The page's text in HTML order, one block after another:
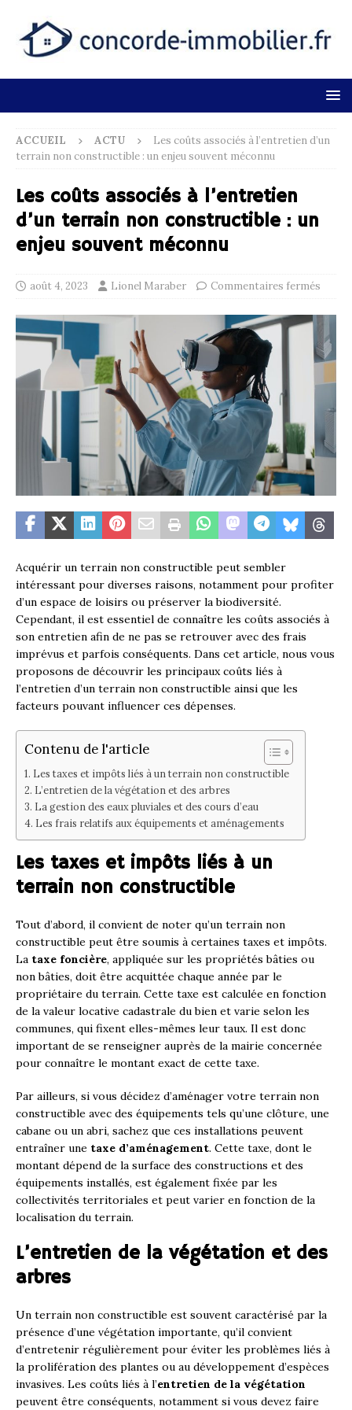
ACCUEIL ACTU
Les coûts associés à l’entretien d’un
terrain non constructible : un enjeu souvent méconnu
Les coûts associés à l’entretien
d’un terrain non constructible : un
enjeu souvent méconnu
août 4, 2023 Lionel Maraber Commentaires fermés
Acquérir un terrain non constructible peut sembler
intéressant pour diverses raisons, notamment pour profiter
d’un espace de loisirs ou préserver la biodiversité.
Cependant, il est essentiel de connaître les coûts associés à
son entretien afin de ne pas se retrouver avec des frais
imprévus et parfois conséquents. Dans cet article, nous vous
proposons de découvrir les principaux coûts liés à
l’entretien d’un terrain non constructible ainsi que les
facteurs pouvant influencer ces dépenses.
Contenu de l'article
Les taxes et impôts liés à un terrain non constructible
L’entretien de la végétation et des arbres
La gestion des eaux pluviales et des cours d’eau
Les frais relatifs aux équipements et aménagements
Les taxes et impôts liés à un
terrain non constructible
Tout d’abord, il convient de noter qu’un terrain non
constructible peut être soumis à certaines taxes et impôts.
La taxe foncière, appliquée sur les propriétés bâties ou
non bâties, doit être acquittée chaque année par le
propriétaire du terrain. Cette taxe est calculée en fonction
de la valeur locative cadastrale du bien et varie selon les
communes, qui fixent elles-mêmes leur taux. Il est donc
important de se renseigner auprès de la mairie concernée
pour connaître le montant exact de cette taxe.
Par ailleurs, si vous décidez d’aménager votre terrain non
constructible avec des équipements tels qu’une clôture, une
cabane ou un abri, sachez que ces installations peuvent
entraîner une taxe d’aménagement. Cette taxe, dont le
montant dépend de la surface des constructions et des
équipements installés, est également fixée par les
collectivités territoriales et peut varier en fonction de la
localisation du terrain.
L’entretien de la végétation et des
arbres
Un terrain non constructible est souvent caractérisé par la
présence d’une végétation importante, qu’il convient
d’entretenir régulièrement pour éviter les problèmes liés à
la prolifération des plantes ou au développement d’espèces
invasives. Les coûts liés à l’entretien de la végétation
peuvent être conséquents, notamment si vous devez faire